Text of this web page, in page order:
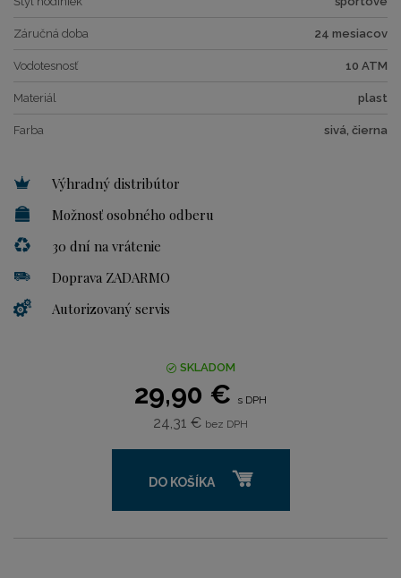
Záručná doba 24 mesiacov
Vodotesnosť 10 ATM
Materiál plast
Farba sivá, čierna
Výhradný distribútor
Možnosť osobného odberu
30 dní na vrátenie
Doprava ZADARMO
Autorizovaný servis
SKLADOM
29,90 € s DPH
24,31 € bez DPH
DO KOŠÍKA